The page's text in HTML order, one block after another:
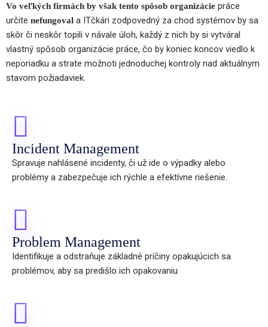
Incident Management
Spravuje nahlásené incidenty, či už ide o výpadky alebo
problémy a zabezpečuje ich rýchle a efektívne riešenie.
Problem Management
Identifikuje a odstraňuje základné príčiny opakujúcich sa
problémov, aby sa predišlo ich opakovaniu.
Vo veľkých firmách by však tento spôsob organizácie práce
určite nefungoval a ITčkári zodpovedný za chod systémov by sa
skôr či neskôr topili v návale úloh, každý z nich by si vytváral
vlastný spôsob organizácie práce, čo by koniec koncov viedlo k
neporiadku a strate možnoti jednoduchej kontroly nad aktuálnym
stavom požiadaviek.